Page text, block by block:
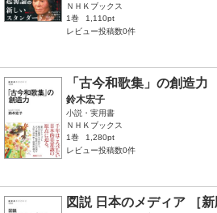
ＮＨＫブックス
1巻
1,110pt
レビュー投稿数0件
「古今和歌集」の創造力
鈴木宏子
小説・実用書
ＮＨＫブックス
1巻
1,280pt
レビュー投稿数0件
図説 日本のメディア ［